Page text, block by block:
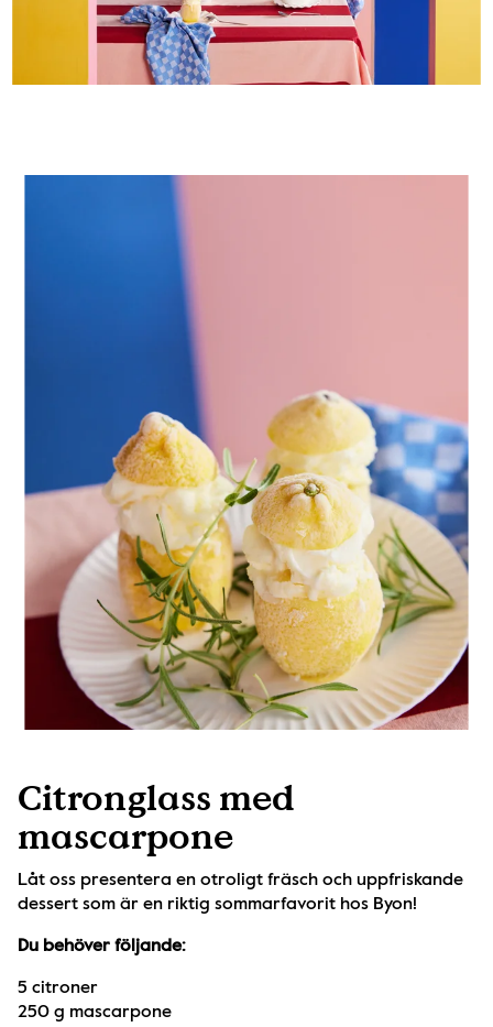
Citronglass med
mascarpone
Låt oss presentera en otroligt fräsch och uppfriskande
dessert som är en riktig sommarfavorit hos Byon!
Du behöver följande:
5 citroner
250 g mascarpone